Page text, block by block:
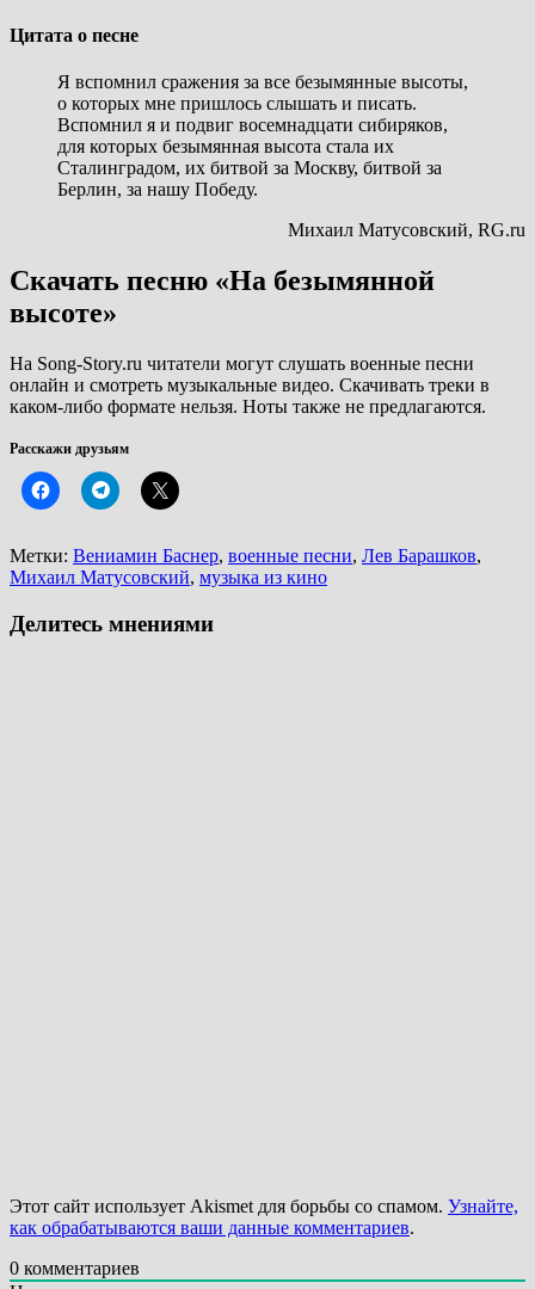
Цитата о песне
Я вспомнил сражения за все безымянные высоты,
о которых мне пришлось слышать и писать.
Вспомнил я и подвиг восемнадцати сибиряков,
для которых безымянная высота стала их
Сталинградом, их битвой за Москву, битвой за
Берлин, за нашу Победу.
Михаил Матусовский, RG.ru
Скачать песню «На безымянной
высоте»
На Song-Story.ru читатели могут слушать военные песни
онлайн и смотреть музыкальные видео. Скачивать треки в
каком-либо формате нельзя. Ноты также не предлагаются.
Расскажи друзьям
Метки: Вениамин Баснер, военные песни, Лев Барашков,
Михаил Матусовский, музыка из кино
Делитесь мнениями
Этот сайт использует Akismet для борьбы со спамом. Узнайте,
как обрабатываются ваши данные комментариев.
0 комментариев